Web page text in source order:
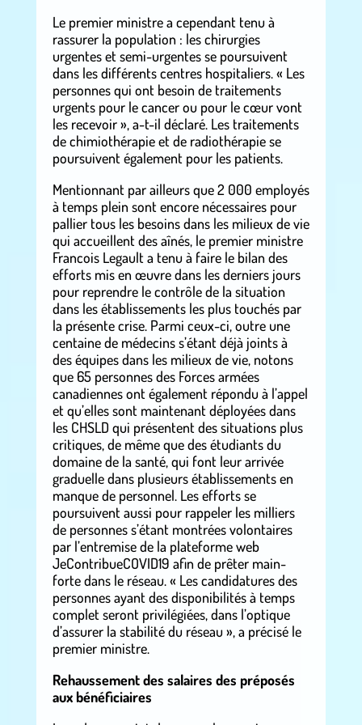
Le premier ministre a cependant tenu à
rassurer la population : les chirurgies
urgentes et semi-urgentes se poursuivent
dans les différents centres hospitaliers. « Les
personnes qui ont besoin de traitements
urgents pour le cancer ou pour le cœur vont
les recevoir », a-t-il déclaré. Les traitements
de chimiothérapie et de radiothérapie se
poursuivent également pour les patients.
Mentionnant par ailleurs que 2 000 employés
à temps plein sont encore nécessaires pour
pallier tous les besoins dans les milieux de vie
qui accueillent des aînés, le premier ministre
Francois Legault a tenu à faire le bilan des
efforts mis en œuvre dans les derniers jours
pour reprendre le contrôle de la situation
dans les établissements les plus touchés par
la présente crise. Parmi ceux-ci, outre une
centaine de médecins s’étant déjà joints à
des équipes dans les milieux de vie, notons
que 65 personnes des Forces armées
canadiennes ont également répondu à l’appel
et qu’elles sont maintenant déployées dans
les CHSLD qui présentent des situations plus
critiques, de même que des étudiants du
domaine de la santé, qui font leur arrivée
graduelle dans plusieurs établissements en
manque de personnel. Les efforts se
poursuivent aussi pour rappeler les milliers
de personnes s’étant montrées volontaires
par l’entremise de la plateforme web
JeContribueCOVID19 afin de prêter main-
forte dans le réseau. « Les candidatures des
personnes ayant des disponibilités à temps
complet seront privilégiées, dans l’optique
d’assurer la stabilité du réseau », a précisé le
premier ministre.
Rehaussement des salaires des préposés
aux bénéficiaires